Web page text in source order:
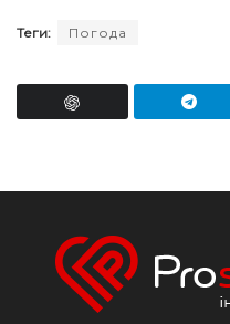
Теги: Погода